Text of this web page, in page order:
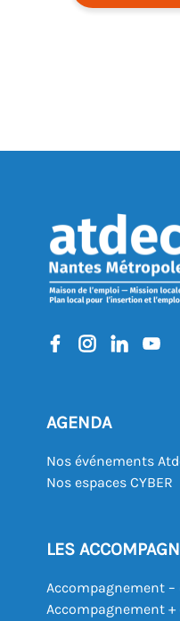
AGENDA
Nos événements
Nos espaces CYBER
LES
Accompagnement –
Accompagnement +